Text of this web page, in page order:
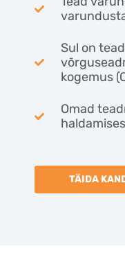
Sul on
kogemus
Omad
TÄIDA